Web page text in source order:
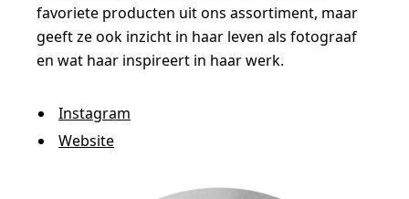
favoriete producten uit ons assortiment, maar
geeft ze ook inzicht in haar leven als fotograaf
en wat haar inspireert in haar werk.
Instagram
Website